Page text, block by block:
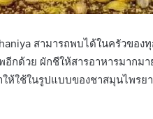
สามารถพบได้ในครัวของ
กด้วย ผักชีให้สารอาหารมากม
ห้ใช้ในรูปแบบของชาสมุนไพรย